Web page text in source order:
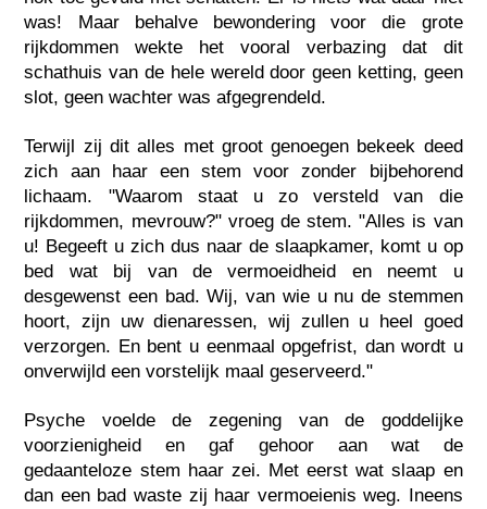
was! Maar behalve bewondering voor die grote
rijkdommen wekte het vooral verbazing dat dit
schathuis van de hele wereld door geen ketting, geen
slot, geen wachter was afgegrendeld.
Terwijl zij dit alles met groot genoegen bekeek deed
zich aan haar een stem voor zonder bijbehorend
lichaam. "Waarom staat u zo versteld van die
rijkdommen, mevrouw?" vroeg de stem. "Alles is van
u! Begeeft u zich dus naar de slaapkamer, komt u op
bed wat bij van de vermoeidheid en neemt u
desgewenst een bad. Wij, van wie u nu de stemmen
hoort, zijn uw dienaressen, wij zullen u heel goed
verzorgen. En bent u eenmaal opgefrist, dan wordt u
onverwijld een vorstelijk maal geserveerd."
Psyche voelde de zegening van de goddelijke
voorzienigheid en gaf gehoor aan wat de
gedaanteloze stem haar zei. Met eerst wat slaap en
dan een bad waste zij haar vermoeienis weg. Ineens